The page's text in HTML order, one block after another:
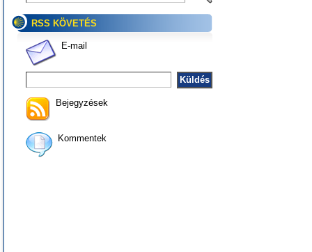
RSS KÖVETÉS
E-mail
Bejegyzések
Kommentek